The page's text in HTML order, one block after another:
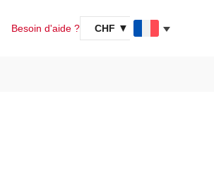
Besoin d'aide ? CHF